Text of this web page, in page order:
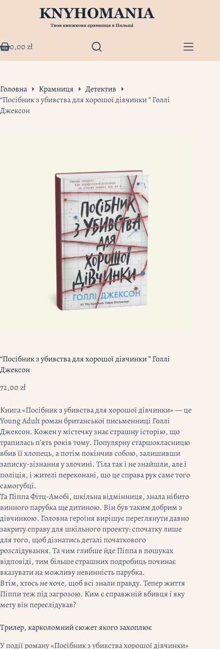
Кошик
0,00zł
Головна Крамниця
Детектив
“Посібник з убивства для хорошої дівчинки ” Голлі
Джексон
“Посібник з убивства для хорошої дівчинки ” Голлі
Джексон
72,00zł
Книга «Посібник з убивства для хорошої дівчинки» — це
Young Adult роман британської письменниці Голлі
Джексон. Кожен у містечку знає страшну історію, що
трапилась п’ять років тому. Популярну старшокласницю
вбив її хлопець, а потім покінчив собою, залишивши
записку-зізнання у злочині. Тіла так і не знайшли, але і
поліція, і жителі переконані, що це справа рук саме того
самогубці.
Та Піппа Фітц-Амобі, шкільна відмінниця, знала нібито
винного парубка ще дитиною. Він був таким добрим з
дівчинкою. Головна героїня вирішує переглянути давно
закриту справу для шкільного проекту: спочатку лише
для того, щоб дізнатись деталі початкового
розслідування. Та чим глибше йде Піппа в пошуках
відповіді, тим більше страшних подробиць починає
вказувати на можливу невинність парубка.
Втім, хтось не хоче, щоб всі знали правду. Тепер життя
Піппи теж під загрозою. Ким є справжній вбивця і яку
мету він переслідував?
Трилер, карколомний сюжет якого захоплює
У події роману «Посібник з убивства хорошої дівчинки»